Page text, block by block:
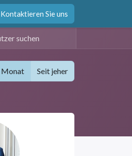
Kontaktieren Sie uns
Monat Seit jeher